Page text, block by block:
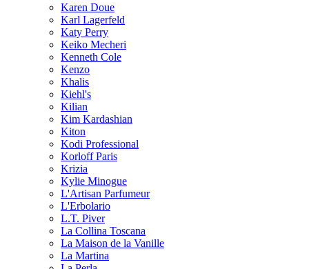
Karen Doue
Karl Lagerfeld
Katy Perry
Keiko Mecheri
Kenneth Cole
Kenzo
Khalis
Kiehl's
Kilian
Kim Kardashian
Kiton
Kodi Professional
Korloff Paris
Krizia
Kylie Minogue
L'Artisan Parfumeur
L'Erbolario
L.T. Piver
La Collina Toscana
La Maison de la Vanille
La Martina